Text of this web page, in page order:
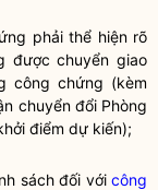
phải thể hiện rõ
được chuyển giao
công chứng (kèm
chuyển đổi Phòng
điểm dự kiến);
sách đối với công